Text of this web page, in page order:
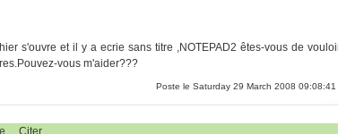
s'ouvre et il y a ecrie sans titre ,NOTEPAD2 êtes-vous de
vous m'aider???
Poste le Saturday 29 March 2008 09:08:41
Citer